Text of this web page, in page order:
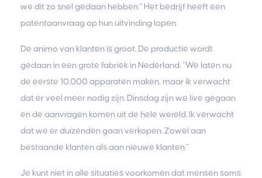
we dit zo snel gedaan hebben.” Het bedrijf heeft een
patentaanvraag op hun uitvinding lopen.
De animo van klanten is groot. De productie wordt
gedaan in een grote fabriek in Nederland. “We laten nu
de eerste 10.000 apparaten maken, maar ik verwacht
dat er veel meer nodig zijn. Dinsdag zijn we live gegaan
en de aanvragen komen uit de hele wereld. Ik verwacht
dat we er duizenden gaan verkopen. Zowel aan
bestaande klanten als aan nieuwe klanten.”
Je kunt niet in alle situaties voorkomen dat mensen soms